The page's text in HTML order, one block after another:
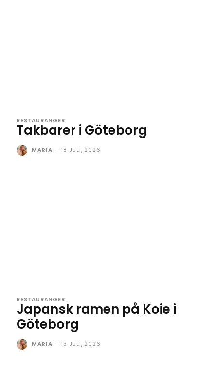
RESTAURANGER
Takbarer i Göteborg
MARIA - 18 JULI, 2026
RESTAURANGER
Japansk ramen på Koie i
Göteborg
MARIA - 13 JULI, 2026